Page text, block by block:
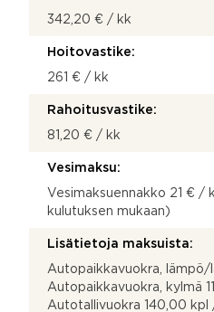
342,20 € / kk
Hoitovastike:
261 € / kk
Rahoitusvastike:
81,20 € / kk
Vesimaksu:
Vesimaksuennakko 21 € /
kulutuksen mukaan)
Lisätietoja maksuista:
Autopaikkavuokra, lämpö/
Autopaikkavuokra, kylmä
Autotallivuokra 140,00 kpl